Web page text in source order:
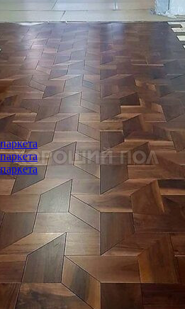
с финишным покрытием на